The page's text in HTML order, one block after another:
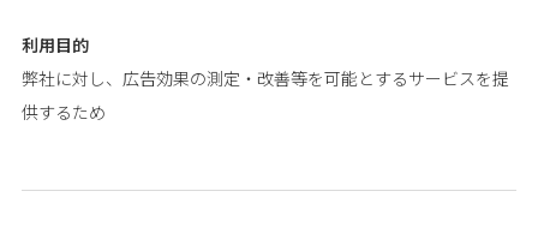
利用目的
弊社に対し、広告効果の測定・改善等を可能とするサービスを提
供するため